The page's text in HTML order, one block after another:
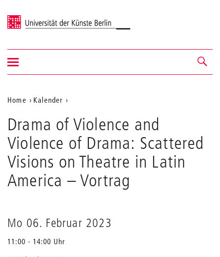
Universität der Künste Berlin
Navigation &
Suche
Navigation
ein-/ausblenden
Aktuelle
Position
auf
der
Webseite
Home
Kalender
of
Violence
and
Violence
of
Drama:
Scattered
in
Drama of Violence and
Violence of Drama: Scattered
Visions on Theatre in Latin
America – Vortrag
Mo 06. Februar 2023
11:00 - 14:00 Uhr